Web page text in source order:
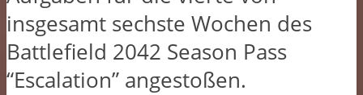
insgesamt sechste Wochen des
Battlefield 2042 Season Pass
“Escalation” angestoßen.